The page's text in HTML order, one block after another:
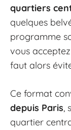
quartiers
quelques
programme
vous
faut alors
Ce format
depuis Paris,
quartier